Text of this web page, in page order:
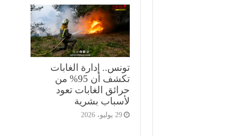
تونس.. إدارة الغابات
تكشف أن 95% من
حرائق الغابات تعود
لأسباب بشرية
29 يوليو، 2026